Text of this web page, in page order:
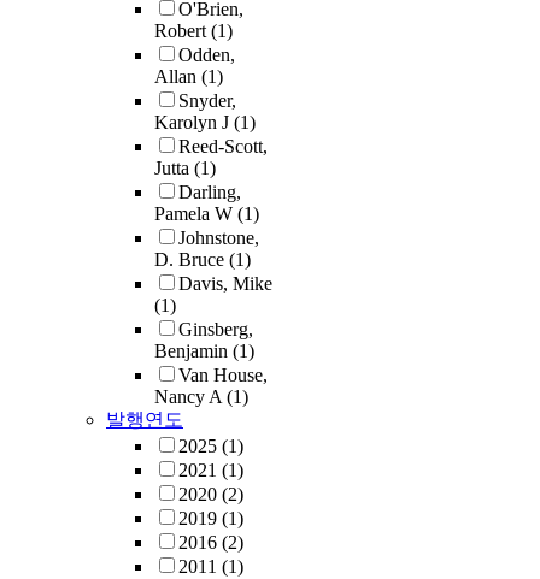
O'Brien,
Robert(1)
Odden,
Allan (1)
Snyder,
Karolyn J (1)
Reed-Scott,
Jutta (1)
Darling,
Pamela W (1)
Johnstone,
D. Bruce (1)
Davis, Mike
(1)
Ginsberg,
Benjamin (1)
Van House,
Nancy A(1)
발행연도
2025 (1)
2021 (1)
2020 (2)
2019 (1)
2016 (2)
2011 (1)